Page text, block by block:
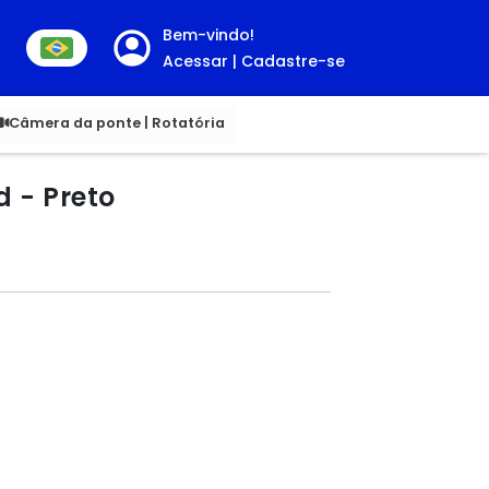
Bem-vindo!
Acessar | Cadastre-se
Câmera da ponte | Rotatória
- Preto